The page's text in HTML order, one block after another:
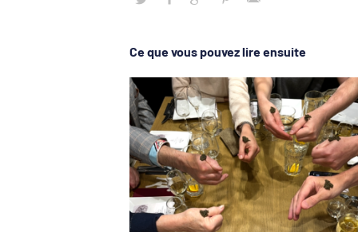
Ce que vous pouvez lire ensuite